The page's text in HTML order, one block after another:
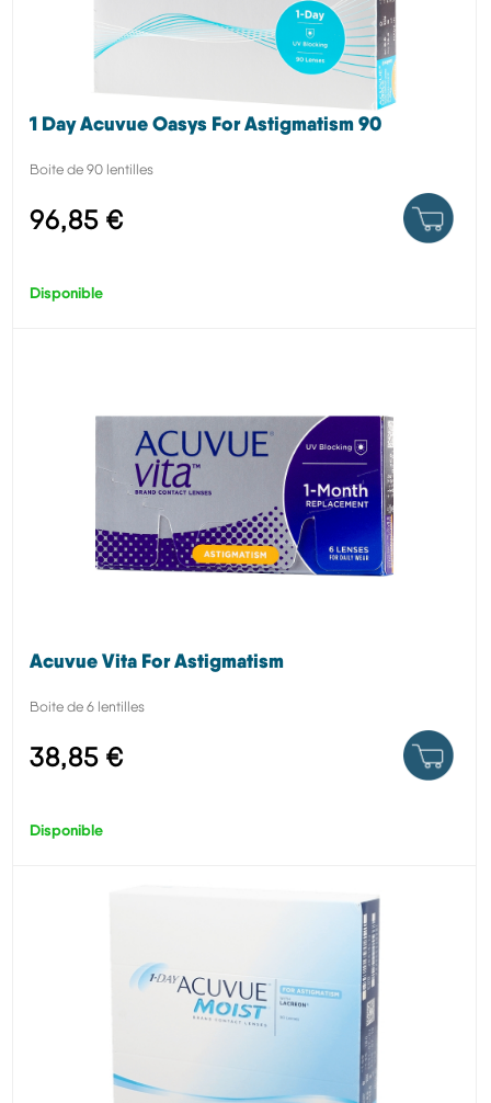
1 Day Acuvue Oasys For Astigmatism 90
Boite de 90 lentilles
96,85 €
Disponible
Acuvue Vita For Astigmatism
Boite de 6 lentilles
38,85 €
Disponible